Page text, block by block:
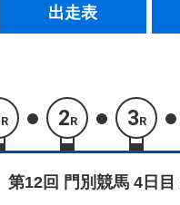
出走表
R 2R 3R
第12回 門別競馬 4日